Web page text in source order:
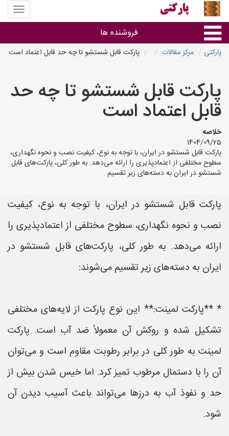
منوی
سایت
فروشنده ها
استان ها
پارکتی مرکز مقالات پارکت قابل شستشو تا چه حد قابل اعتماد است
پارکت قابل شستشو تا چه حد
قابل اعتماد است
خلاصه
1404/09/25
پارکت قابل شستشو در ایران، با توجه به نوع، کیفیت نصب و نحوه نگهداری،
سطوح مختلفی از اعتمادپذیری را ارائه می‌دهد. به طور کلی، پارکت‌های قابل
شستشو در ایران به دسته‌های زیر تقسیم
پارکت قابل شستشو در ایران، با توجه به نوع، کیفیت
نصب و نحوه نگهداری، سطوح مختلفی از اعتمادپذیری را
ارائه می‌دهد. به طور کلی، پارکت‌های قابل شستشو در
ایران به دسته‌های زیر تقسیم می‌شوند:
* **پارکت لمینت:** این نوع پارکت از لایه‌های مختلفی
تشکیل شده و روکش آن معمولاً ضد آب است. پارکت
لمینت به طور کلی در برابر رطوبت مقاوم است و می‌توان
آن را با دستمال مرطوب تمیز کرد. اما خیس شدن بیش از
حد و نفوذ آب به درزها می‌تواند باعث آسیب دیدن آن
شود.